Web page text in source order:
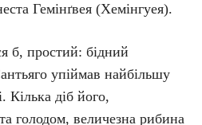
Гемінґвея (Хемінгуея).
б, простий: бідний
упіймав найбільшу
Кілька діб його,
голодом, величезна рибина